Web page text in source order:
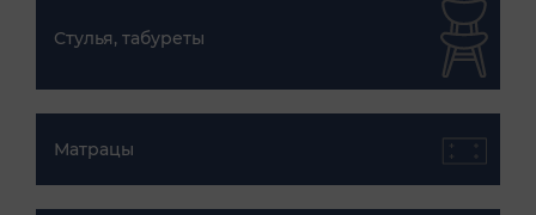
Стулья, табуреты
Матрацы